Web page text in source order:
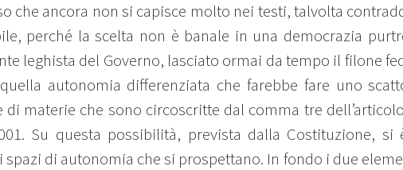
che ancora non si capisce molto nei testi, talvolta
perché la scelta non è banale in una democrazia
leghista del Governo, lasciato ormai da tempo il filone
autonomia differenziata che farebbe fare uno
materie che sono circoscritte dal comma tre
Su questa possibilità, prevista dalla Costituzione, si
spazi di autonomia che si prospettano. In fondo i due